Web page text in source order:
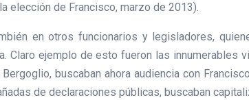
elección de Francisco, marzo de 2013).
en otros funcionarios y legisladores,
Claro ejemplo de esto fueron las
buscaban ahora audiencia con
de declaraciones públicas, buscaban